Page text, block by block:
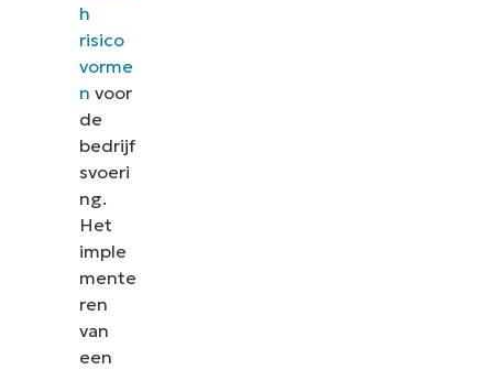
h
risico
vorme
n voor
de
bedrijf
svoeri
ng.
Het
imple
mente
ren
van
een